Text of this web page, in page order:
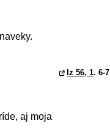
Iz 56, 1. 6-7
aj moja